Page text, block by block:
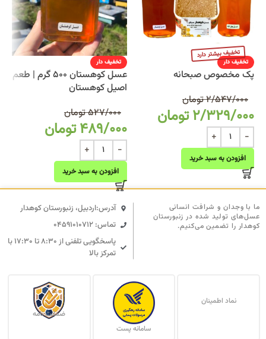
تخفیف دار
پک مخصوص صبحانه
2/547/000تومان
2/329/000تومان
افزودن به سبد خرید
تخفیف دار
عسل کوهستان 500 گرم | طعم
اصیل کوهستان
527/000تومان
489/000تومان
افزودن به سبد خرید
آدرس:اردبیل، زنبورستان کوهدار
تماس: 04591010712
پاسخگویی تلفنی از ۸:۳۰ تا ۱۷:۳۰ با
تمرکز بالا
ما با وجدان و شرافت انسانی
عسل‌های تولید شده در زنبورستان
کوهدار را تضمین می‌کنیم.
نماد اطمینان
سامانه پست
ضمانت نامه